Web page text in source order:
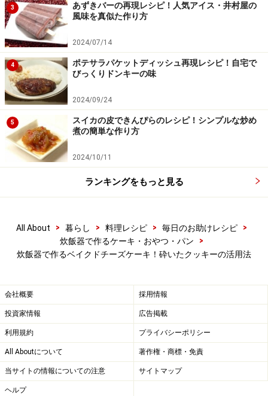
冷蔵庫で冷やしてもおいしい
6
クッキーを粗く砕く
クッキーを袋に入れ、麺棒等で軽く叩いて粗く砕く。
大きいサイズのクッキーを4枚ほど使用
3
あずきバーの再現レシピ！人気アイス・井村屋の
風味を真似た作り方
2024/07/14
4
ポテサラパケットディッシュ再現レシピ！自宅で
びっくりドンキーの味
2024/09/24
5
スイカの皮できんぴらのレシピ！シンプルな炒め
煮の簡単な作り方
2024/10/11
ランキングをもっと見る
All About > 暮らし > 料理レシピ > 毎日のお助けレシピ
>
炊飯器で作るケーキ・おやつ・パン
>
炊飯器で作るベイクドチーズケーキ！砕いたクッキーの活用法
会社概要 採用情報
投資家情報 広告掲載
利用規約 プライバシーポリシー
All Aboutについて 著作権・商標・免責
当サイトの情報についての注意 サイトマップ
ヘルプ